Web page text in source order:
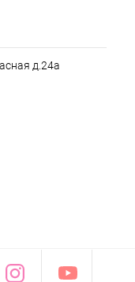
д.24а